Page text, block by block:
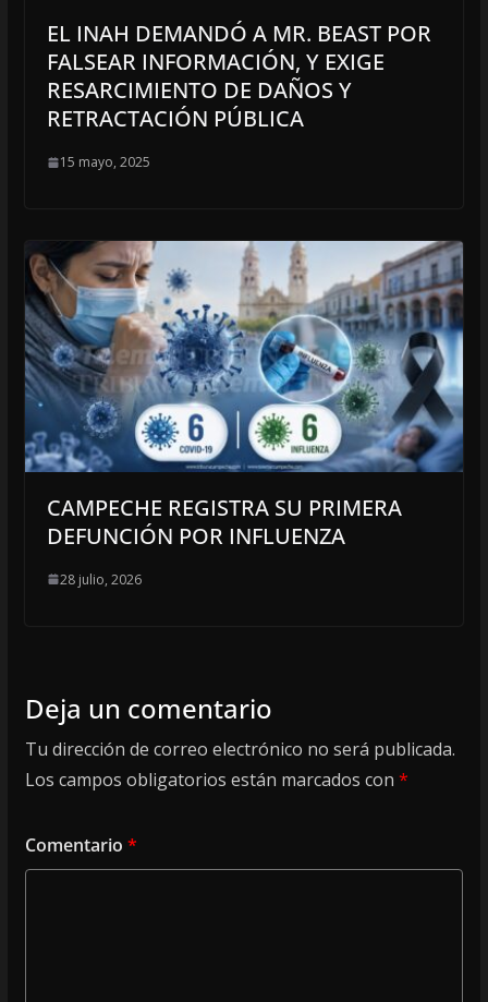
EL INAH DEMANDÓ A MR. BEAST POR
FALSEAR INFORMACIÓN, Y EXIGE
RESARCIMIENTO DE DAÑOS Y
RETRACTACIÓN PÚBLICA
15 mayo, 2025
CAMPECHE REGISTRA SU PRIMERA
DEFUNCIÓN POR INFLUENZA
28 julio, 2026
Deja un comentario
Tu dirección de correo electrónico no será publicada.
Los campos obligatorios están marcados con *
Comentario *